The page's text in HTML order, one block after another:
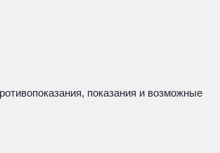
показания и возможные